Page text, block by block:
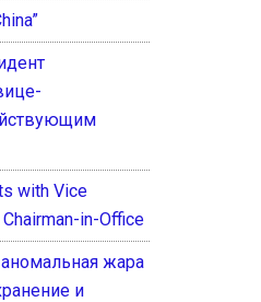
with Vice
in-Office
жара
и